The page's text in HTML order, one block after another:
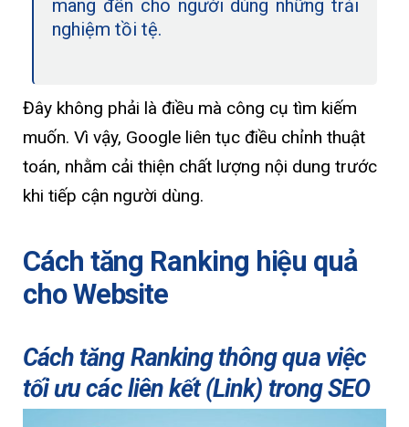
mang đến cho người dùng những trải
nghiệm tồi tệ.
Đây không phải là điều mà công cụ tìm kiếm
muốn. Vì vậy, Google liên tục điều chỉnh thuật
toán, nhằm cải thiện chất lượng nội dung trước
khi tiếp cận người dùng.
Cách tăng Ranking hiệu quả
cho Website
Cách tăng Ranking thông qua việc
tối ưu các liên kết (Link) trong SEO